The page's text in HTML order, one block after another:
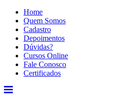
Home
Quem Somos
Cadastro
Depoimentos
Dúvidas?
Cursos Online
Fale Conosco
Certificados